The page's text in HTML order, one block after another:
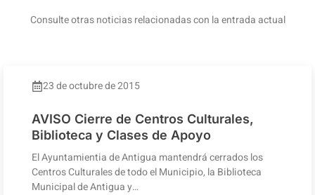
Consulte otras noticias relacionadas con la entrada actual
23 de octubre de 2015
AVISO Cierre de Centros Culturales,
Biblioteca y Clases de Apoyo
El Ayuntamientia de Antigua mantendrá cerrados los
Centros Culturales de todo el Municipio, la Biblioteca
Municipal de Antigua y…